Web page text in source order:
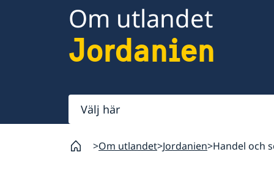
Om utlandet
Jordanien
Välj
här
Om utlandet Jordanien Handel och